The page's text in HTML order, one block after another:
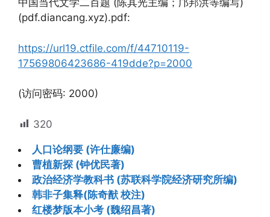
中国当代文学二百题 (陈其光主编；邝邦洪等编写)
(pdf.diancang.xyz).pdf:
https://url19.ctfile.com/f/44710119-
17569806423686-419dde?p=2000
(访问密码: 2000)
320
人口论纲要 (许仕廉编)
曹植新探 (钟优民著)
政治经济学教科书 (苏联科学院经济研究所编)
韩非子集释(陈奇猷 校注)
红楼梦版本小考 (魏绍昌著)